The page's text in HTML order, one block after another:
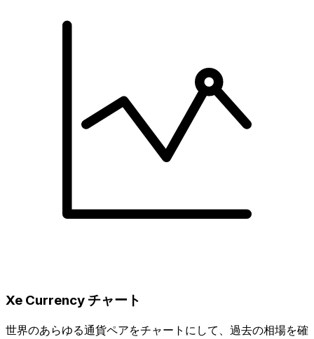
Xe Currency チャート
世界のあらゆる通貨ペアをチャートにして、過去の相場を確